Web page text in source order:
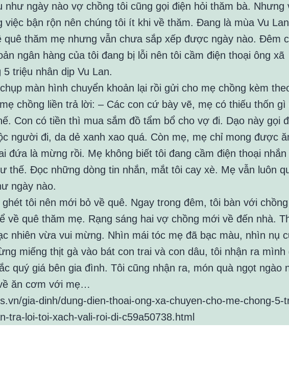
như ngày nào vợ chồng tôi cũng gọi điện hỏi thăm bà. Nhưng
việc bận rộn nên chúng tôi ít khi về thăm. Đang là mùa Vu
quê thăm mẹ nhưng vẫn chưa sắp xếp được ngày nào. Đêm
ngân hàng của tôi đang bị lỗi nên tôi cầm điện thoại ông xã
triệu nhân dịp Vu Lan.
màn hình chuyển khoản lại rồi gửi cho mẹ chồng kèm
chồng liền trả lời: – Các con cứ bày vẽ, mẹ có thiếu thốn gì
Con có tiền thì mua sắm đồ tẩm bổ cho vợ đi. Dạo này gọi
người đi, da dẻ xanh xao quá. Còn mẹ, mẹ chỉ mong được
đứa là mừng rồi. Mẹ không biết tôi đang cầm điện thoại nhắn
thế. Đọc những dòng tin nhắn, mắt tôi cay xè. Mẹ vẫn luôn
ngày nào.
tôi nên mới bỏ về quê. Ngay trong đêm, tôi bàn với
về quê thăm mẹ. Rạng sáng hai vợ chồng mới về đến nhà.
nhiên vừa vui mừng. Nhìn mái tóc mẹ đã bạc màu, nhìn nụ
miếng thịt gà vào bát con trai và con dâu, tôi nhận ra mình
quý giá bên gia đình. Tôi cũng nhận ra, món quà ngọt ngào
ăn cơm với mẹ…
gia-dinh/dung-dien-thoai-ong-xa-chuyen-cho-me-chong-5-
tra-loi-toi-xach-vali-roi-di-c59a50738.html